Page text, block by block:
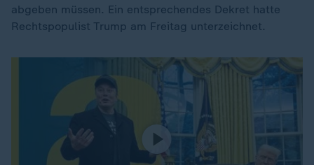
abgeben müssen. Ein entsprechendes Dekret hatte
Rechtspopulist Trump am Freitag unterzeichnet.